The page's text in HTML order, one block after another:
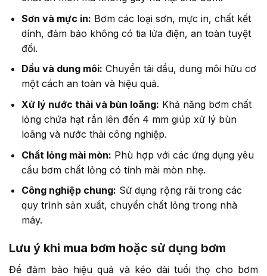
Sơn và mực in: Bơm các loại sơn, mực in, chất kết
dính, đảm bảo không có tia lửa điện, an toàn tuyệt
đối.
Dầu và dung môi: Chuyển tải dầu, dung môi hữu cơ
một cách an toàn và hiệu quả.
Xử lý nước thải và bùn loãng: Khả năng bơm chất
lỏng chứa hạt rắn lên đến 4 mm giúp xử lý bùn
loãng và nước thải công nghiệp.
Chất lỏng mài mòn: Phù hợp với các ứng dụng yêu
cầu bơm chất lỏng có tính mài mòn nhẹ.
Công nghiệp chung: Sử dụng rộng rãi trong các
quy trình sản xuất, chuyển chất lỏng trong nhà
máy.
Lưu ý khi mua bơm hoặc sử dụng bơm
Để đảm bảo hiệu quả và kéo dài tuổi thọ cho bơm